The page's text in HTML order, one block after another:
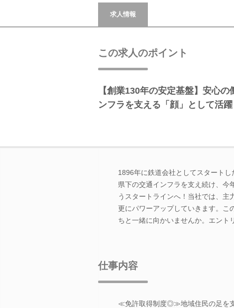
求人情報
この求人のポイント
【創業130年の安定基盤】安心
ンフラを支える「顔」として活
1896年に鉄道会社としてスタート
県下の交通インフラを支え続け、
うスタートラインへ！当社では、主
更にパワーアップしていきます。こ
ちと一緒に向かいませんか。エント
仕事内容
≪免許取得制度◎≫地域住民の足を